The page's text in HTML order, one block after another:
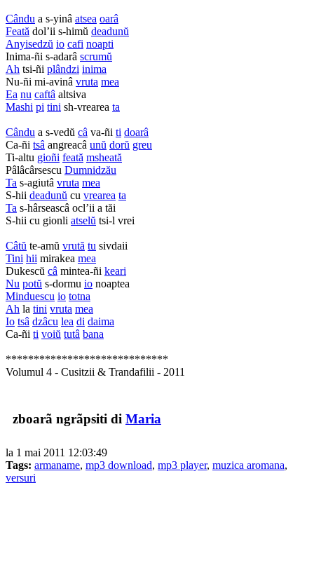
Cându a s-yinâ atsea oarâ
Feată dol’ii s-himŭ deadunŭ
Anyisedzŭ io cafi noapti
Inima-ñi s-adarâ scrumŭ
Ah tsi-ñi plândzi inima
Nu-ñi mi-avinâ vruta mea
Ea nu caftâ altsiva
Mashi pi tini sh-vrearea ta
Cându a s-vedŭ câ va-ñi ti doarâ
Ca-ñi tsâ angreacâ unŭ dorŭ greu
Ti-altu gioñi feată msheată
Pâlâcârsescu Dumnidzău
Ta s-agiutâ vruta mea
S-hii deadunŭ cu vrearea ta
Ta s-hârseascâ ocl’ii a tăi
S-hii cu gionli atselŭ tsi-l vrei
Câtŭ te-amŭ vrută tu sivdaii
Tini hii mirakea mea
Dukescŭ câ mintea-ñi keari
Nu potŭ s-dormu io noaptea
Minduescu io totna
Ah la tini vruta mea
Io tsâ dzâcu lea di daima
Ca-ñi ti voiŭ tutâ bana
*****************************
Volumul 4 - Cusitzii & Trandafilii - 2011
zboarã ngrãpsiti di Maria
la 1 mai 2011 12:03:49
Tags: armaname, mp3 download, mp3 player, muzica aromana,
versuri